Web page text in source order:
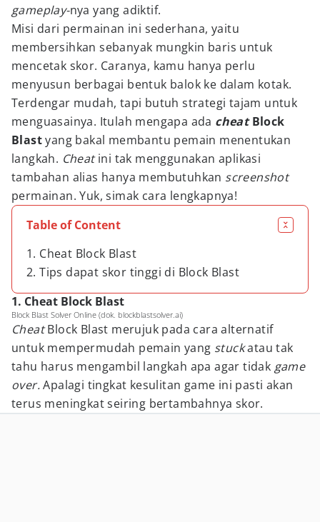
gameplay-nya yang adiktif.
Misi dari permainan ini sederhana, yaitu
membersihkan sebanyak mungkin baris untuk
mencetak skor. Caranya, kamu hanya perlu
menyusun berbagai bentuk balok ke dalam kotak.
Terdengar mudah, tapi butuh strategi tajam untuk
menguasainya. Itulah mengapa ada cheatBlock
Blastyang bakal membantu pemain menentukan
langkah. Cheatini tak menggunakan aplikasi
tambahan alias hanya membutuhkan screenshot
permainan. Yuk, simak cara lengkapnya!
Table of Content
1. Cheat Block Blast
2. Tips dapat skor tinggi di Block Blast
1. Cheat Block Blast
Block Blast Solver Online (dok. blockblastsolver.ai)
CheatBlock Blast merujuk pada cara alternatif
untuk mempermudah pemain yang stuckatau tak
tahu harus mengambil langkah apa agar tidak game
over.Apalagi tingkat kesulitan game ini pasti akan
terus meningkat seiring bertambahnya skor.